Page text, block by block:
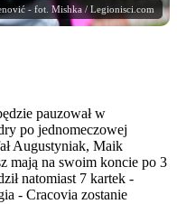
- fot. Mishka / Legionisci.com
pauzował w
po jednomeczowej
Augustyniak, Maik
mają na swoim koncie po 3
natomiast 7 kartek -
- Cracovia zostanie